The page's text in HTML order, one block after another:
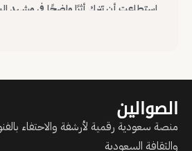
استطاعت أن تترك أثرًا واضحًا في مشهد
وتؤكد أن الموسيقى، مهما كانت
الصوالين
منصة سعودية رقمية لأرشفة والاحتفاء
والثقافة السعودية